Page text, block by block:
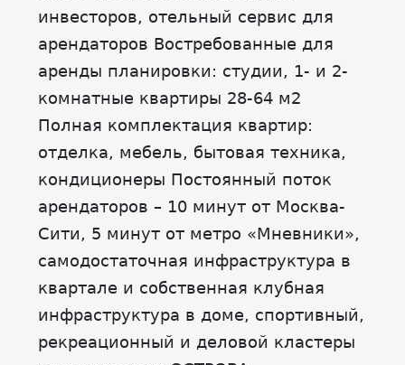
инвесторов, отельный сервис для
арендаторов Востребованные для
аренды планировки: студии, 1- и 2-
комнатные квартиры 28-64 м2
Полная комплектация квартир:
отделка, мебель, бытовая техника,
кондиционеры Постоянный поток
арендаторов – 10 минут от Москва-
Сити, 5 минут от метро «Мневники»,
самодостаточная инфраструктура в
квартале и собственная клубная
инфраструктура в доме, спортивный,
рекреационный и деловой кластеры